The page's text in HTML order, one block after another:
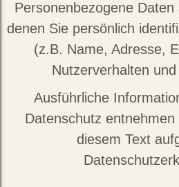
Personenbezogene
denen Sie persönlich
(z.B. Name, Adresse,
Nutzerverhalten
Ausführliche
Datenschutz
diesem Text